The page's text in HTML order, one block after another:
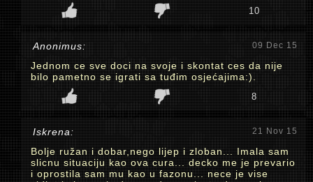
10
Anonimus: 09 Dec 15
Jednom ce sve doci na svoje i skontat ces da nije
bilo pametno se igrati sa tuđim osjećajima:).
8
Iskrena: 21 Nov 15
Bolje ružan i dobar,nego lijep i zloban... Imala sam
slicnu situaciju kao ova cura... decko me je prevario
i oprostila sam mu kao u fazonu... nece je vise